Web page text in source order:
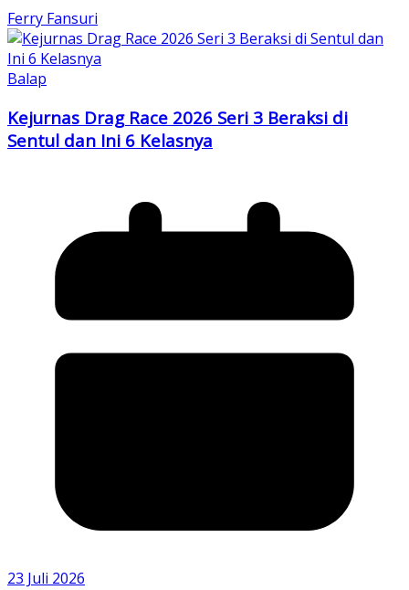
Ferry Fansuri
Balap
Kejurnas Drag Race 2026 Seri 3 Beraksi di
Sentul dan Ini 6 Kelasnya
23 Juli 2026